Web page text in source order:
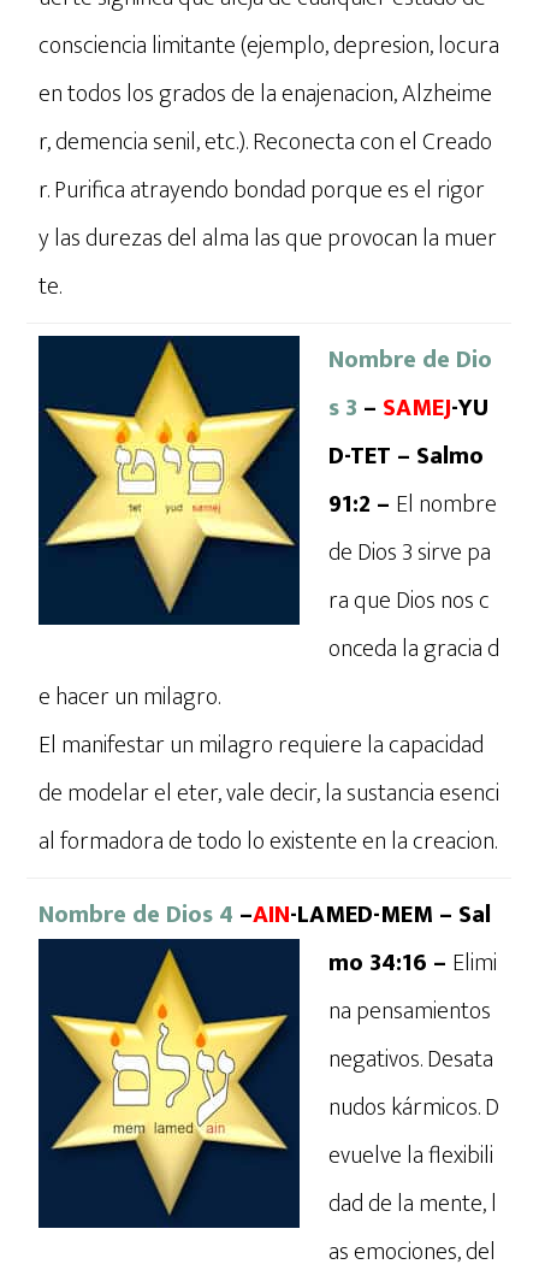
consciencia limitante (ejemplo, depresion, locura
en todos los grados de la enajenacion, Alzheime
r, demencia senil, etc.). Reconecta con el Creado
r. Purifica atrayendo bondad porque es el rigor
y las durezas del alma las que provocan la muer
te.
Nombre de Dio
s 3 – SAMEJ-YU
D-TET – Salmo
91:2 – El nombre
de Dios 3 sirve pa
ra que Dios nos c
onceda la gracia d
e hacer un milagro.
El manifestar un milagro requiere la capacidad
de modelar el eter, vale decir, la sustancia esenci
al formadora de todo lo existente en la creacion.
Nombre de Dios 4 –AIN-LAMED-MEM – Sal
mo 34:16 – Elimi
na pensamientos
negativos. Desata
nudos kármicos. D
evuelve la flexibili
dad de la mente, l
as emociones, del